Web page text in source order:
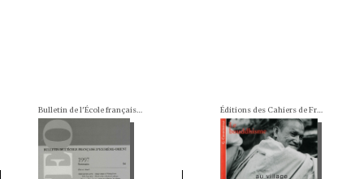
Bulletin de l'École française d'Extrême-Orient (BEFEO) Éditions des Cahiers de France